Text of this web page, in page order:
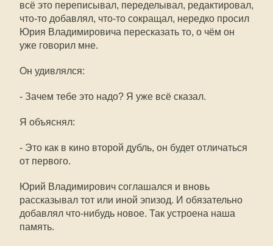
всё это переписывал, переделывал, редактировал,
что-то добавлял, что-то сокращал, нередко просил
Юрия Владимировича пересказать то, о чём он
уже говорил мне.
Он удивлялся:
- Зачем тебе это надо? Я уже всё сказал.
Я объяснял:
- Это как в кино второй дубль, он будет отличаться
от первого.
Юрий Владимирович соглашался и вновь
рассказывал тот или иной эпизод. И обязательно
добавлял что-нибудь новое. Так устроена наша
память.